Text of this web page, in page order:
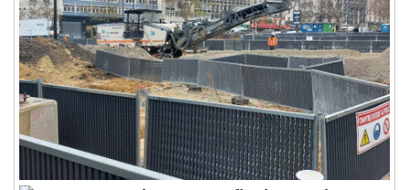
Chapters
Descriptions
descriptions off
, selected
Subtitles
subtitles settings, opens subtitles
settings dialog
subtitles off, selected
Audio Track